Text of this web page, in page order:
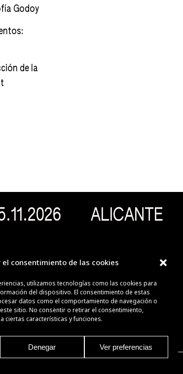
el consentimiento de las cookies
utilizamos tecnologías como las cookies para
del dispositivo. El consentimiento de estas
datos como el comportamiento de navegación o
sitio. No consentir o retirar el consentimiento,
ciertas características y funciones.
Denegar Ver preferencias
Godoy
de la
ALICANTE
INFORMACIÓN
PRIVACIDAD
AVISO LEGAL